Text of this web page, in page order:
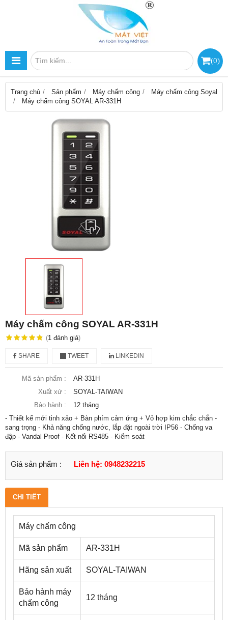
(0)
Trang chủ Sản phẩm Máy chấm công
Máy chấm công Soyal
Máy chấm công SOYAL AR-331H
Máy chấm công SOYAL AR-331H
(1 đánh giá)
SHARE TWEET LINKEDIN
Mã sản phẩm :
AR-331H
Xuất xứ :
SOYAL-TAIWAN
Bảo hành :
12 tháng
- Thiết kế mới tinh xảo + Bàn phím cảm ứng + Vỏ hợp kim chắc chắn -
sang trọng - Khả năng chống nước, lắp đặt ngoài trời IP56 - Chống va
đập - Vandal Proof - Kết nối RS485 - Kiểm soát
Giá sản phẩm : Liên hệ: 0948232215
CHI TIẾT
Máy chấm công
Mã sản phẩm AR-331H
Hãng sản xuất SOYAL-TAIWAN
Bảo hành máy
chấm công
12 tháng